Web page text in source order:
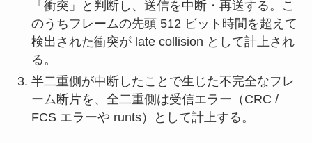
「衝突」と判断し、送信を中断・再送する。こ
のうちフレームの先頭 512 ビット時間を超えて
検出された衝突が late collision として計上され
る。
半二重側が中断したことで生じた不完全なフレ
ーム断片を、全二重側は受信エラー（CRC /
FCS エラーや runts）として計上する。